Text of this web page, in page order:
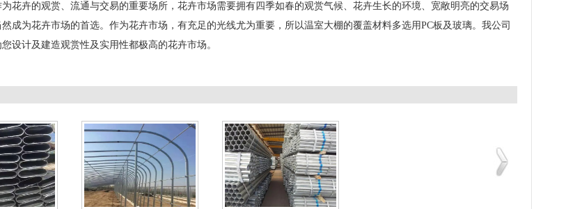
花卉的观赏、流通与交易的重要场所，花卉市场需要拥有四季如春的观赏气候、花卉生长的环境、宽敞明亮的交易场
成为花卉市场的首选。作为花卉市场，有充足的光线尤为重要，所以温室大棚的覆盖材料多选用PC板及玻璃。我公司
设计及建造观赏性及实用性都极高的花卉市场。